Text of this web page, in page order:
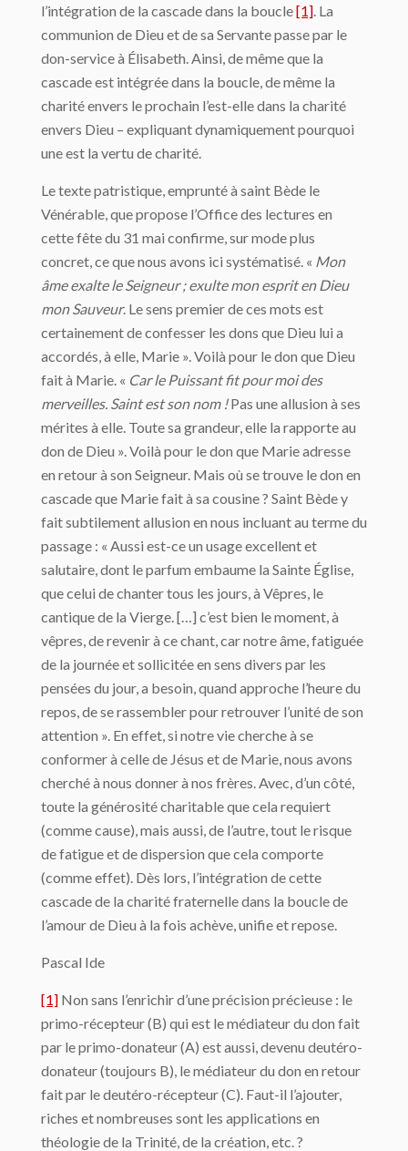
l’intégration de la cascade dans la boucle[1] . La
communion de Dieu et de sa Servante passe par le
don-service à Élisabeth. Ainsi, de même que la
cascade est intégrée dans la boucle, de même la
charité envers le prochain l’est-elle dans la charité
envers Dieu – expliquant dynamiquement pourquoi
une est la vertu de charité.
Le texte patristique, emprunté à saint Bède le
Vénérable, que propose l’Office des lectures en
cette fête du 31 mai confirme, sur mode plus
concret, ce que nous avons ici systématisé. « Mon
âme exalte le Seigneur ; exulte mon esprit en Dieu
mon Sauveur. Le sens premier de ces mots est
certainement de confesser les dons que Dieu lui a
accordés, à elle, Marie ». Voilà pour le don que Dieu
fait à Marie. « Car le Puissant fit pour moi des
merveilles. Saint est sonnom !Pas une allusion à ses
mérites à elle. Toute sa grandeur, elle la rapporte au
don de Dieu ». Voilà pour le don que Marie adresse
en retour à son Seigneur. Mais où se trouve le don en
cascade que Marie fait à sa cousine ? Saint Bède y
fait subtilement allusion en nous incluant au terme du
passage : « Aussi est-ce un usage excellent et
salutaire, dont le parfum embaume la Sainte Église,
que celui de chanter tous les jours, à Vêpres, le
cantique de la Vierge. […] c’est bien le moment, à
vêpres, de revenir à ce chant, car notre âme, fatiguée
de la journée et sollicitée en sens divers par les
pensées du jour, a besoin, quand approche l’heure du
repos, de se rassembler pour retrouver l’unité de son
attention ». En effet, si notre vie cherche à se
conformer à celle de Jésus et de Marie, nous avons
cherché à nous donner à nos frères. Avec, d’un côté,
toute la générosité charitable que cela requiert
(comme cause), mais aussi, de l’autre, tout le risque
de fatigue et de dispersion que cela comporte
(comme effet). Dès lors, l’intégration de cette
cascade de la charité fraternelle dans la boucle de
l’amour de Dieu à la fois achève, unifie et repose.
Pascal Ide
[1] Non sans l’enrichir d’une précision précieuse : le
primo-récepteur (B) qui est le médiateur du don fait
par le primo-donateur (A) est aussi, devenu deutéro-
donateur (toujours B), le médiateur du don en retour
fait par le deutéro-récepteur (C). Faut-il l’ajouter,
riches et nombreuses sont les applications en
théologie de la Trinité, de la création, etc. ?